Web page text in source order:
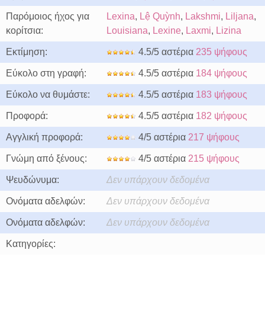
Παρόμοιος ήχος για
κορίτσια:
Lexina, Lệ Quỳnh, Lakshmi, Liljana,
Louisiana, Lexine, Laxmi, Lizina
Εκτίμηση: 4.5/5 αστέρια 235 ψήφους
Εύκολο στη γραφή: 4.5/5 αστέρια 184 ψήφους
Εύκολο να θυμάστε: 4.5/5 αστέρια 183 ψήφους
Προφορά: 4.5/5 αστέρια 182 ψήφους
Αγγλική προφορά: 4/5 αστέρια 217 ψήφους
Γνώμη από ξένους: 4/5 αστέρια 215 ψήφους
Ψευδώνυμα: Δεν υπάρχουν δεδομένα
Ονόματα αδελφών: Δεν υπάρχουν δεδομένα
Ονόματα αδελφών: Δεν υπάρχουν δεδομένα
Κατηγορίες: